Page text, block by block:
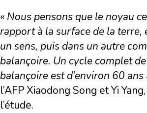
« Nous pensons que le noyau
rapport à la surface de la terre,
un sens, puis dans un autre
balançoire. Un cycle complet
balançoire est d’environ 60 ans
l’AFP Xiaodong Song et Yi
l’étude.